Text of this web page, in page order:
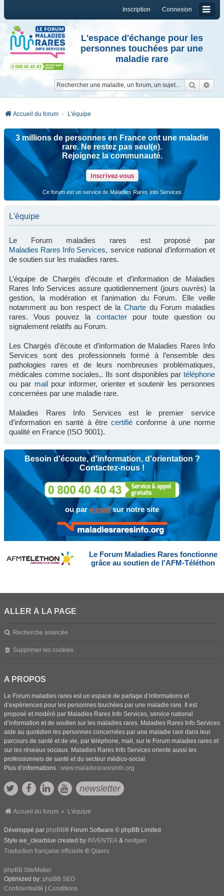
Connexion
Inscription
L'espace d'échange pour les
personnes touchées par une
maladie rare
Accueil du forum L'équipe
3 millions de personnes en France ont une maladie
rare. Ne restez pas seul(e).
Rejoignez la communauté.
Inscrivez-vous
Ce forum est un service de Maladies Rares Info Services
L'équipe
Le Forum maladies rares est proposé par
Maladies Rares Info Services, service national d’information et
de soutien sur les maladies rares.
L’équipe de Chargés d’écoute et d’information de Maladies
Rares Info Services assure quotidiennement (jours ouvrés) la
gestion, la modération et l’animation du Forum. Elle veille
notamment au bon respect de la Charte du Forum maladies
rares. Vous pouvez la contacterpour toute question ou
signalement relatifs au Forum.
Les Chargés d’écoute et d’information de Maladies Rares Info
Services sont des professionnels formé à l’ensemble des
pathologies rares et de leurs nombreuses problématiques,
médicales comme sociales,. Ils sont disponibles par téléphone
ou par mailpour informer, orienter et soutenir les personnes
concernées par une maladie rare.
Maladies Rares Info Services est le premier service
d’information en santé à êtrecertifié conforme à une norme
qualité en France (ISO 9001).
Besoin d'écoute, d'information, d'orientation ?
Contactez-nous !
ou pare-mailsur notre site
Le Forum Maladies Rares fonctionne
grâce au soutien de l'AFM-Téléthon
ALLER À LA PAGE
Recherche avancée
Supprimer les cookies
A PROPOS
Le Forum maladies rares est un espace de partage d’informations et
d’expériences pour les personnes touchées par une maladie rare. Il est
proposé et modéré par Maladies Rares Info Services, service national
d’information et de soutien sur les maladies rares. Maladies Rares Info Services
aide au quotidien les personnes concernées par une maladie rare dans leur
parcours de santé et de vie, par téléphone, mail, sur le Forum maladies rares et
sur les réseaux sociaux. Maladies Rares Info Services oriente aussi les
professionnels de santé et du secteur médico-social.
Plus d’informations : www.maladiesraresinfo.org
newsletter
Accueil du forum L'équipe
Développé par phpBB® Forum Software © phpBB Limited
Style we_clearblue created by INVENTEA & nextgen
Traduction française officielle © Qiaeru
phpBB SiteMaker
Optimized by: phpBB SEO
Confidentialité
Conditions